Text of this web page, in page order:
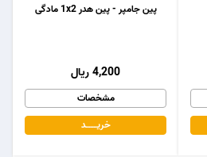
پین جامپر - پین هدر 1x2 مادگی
4,200 ریال
مشخصات
خریـــــــد